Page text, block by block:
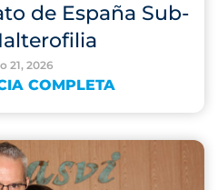
de España Sub-
21, 2026
COMPLETA